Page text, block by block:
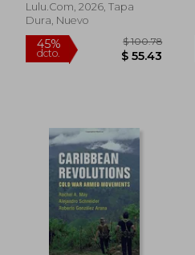
40%
dcto. $ 58.16
Lulu.com, 2026, Tapa
Dura, Nuevo